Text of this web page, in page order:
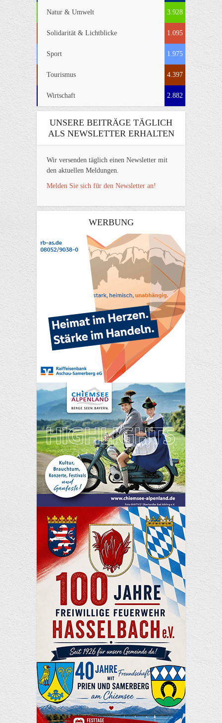
Natur & Umwelt 3.928
Solidarität & Lichtblicke 1.095
Sport 1.975
Tourismus 4.397
Wirtschaft 2.882
UNSERE BEITRÄGE TÄGLICH
ALS NEWSLETTER ERHALTEN
Wir versenden täglich einen Newsletter mit
den aktuellen Meldungen.
Melden Sie sich für den Newsletter an!
WERBUNG